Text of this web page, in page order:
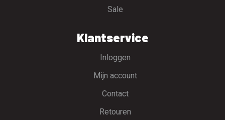
Sale
Klantservice
Inloggen
Mijn account
Contact
Retouren